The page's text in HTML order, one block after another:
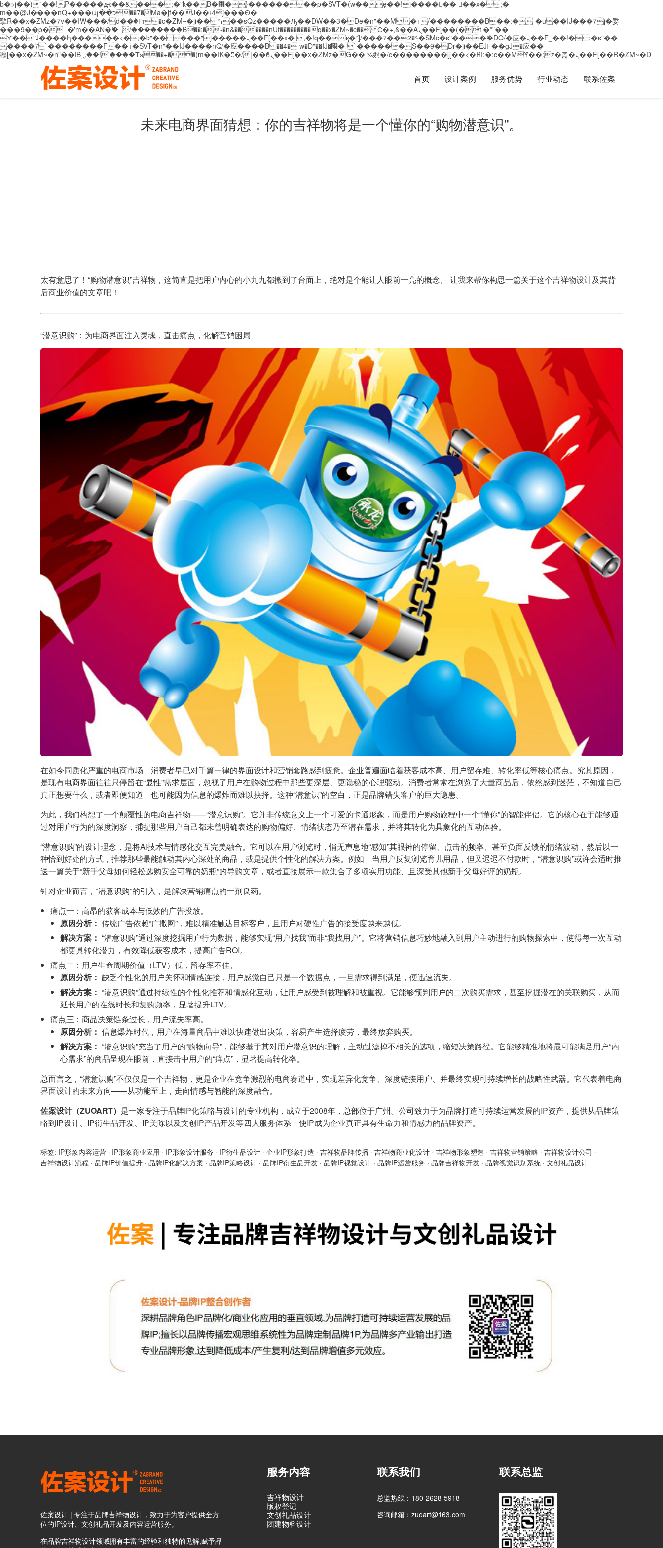
b�>j��)΄��!P�����ԫ��&���;�"k��B�޶�}��������p�SVT�(w��ę��!j������ ��x�;�-
m��@J����nQ+���պ��כ��7�Ma�jf��J��ͱ4j���Ѳ�
撆R��x�ZMz�7v��IW���/d��ٞ�Тז�c�ZM~�ji�� ߒ��sQz�����Ԡ��DW��3�De�n"��M�+/��������B��:�-�u��IJ���7j�委
���9��p�=�'m��AN�ޭ�=/��������B��:�-�n&������nUf���������q��x�ZM~�c�� Ϲ�+,&��Ὰܢ��F[��(�1�*"��
ϒ��"J����ԧ�����<�;�b"�� ���"j�����ܢ��F[��x� ,�!q�� қ�*]/���؝�2��7�SMc�s"���ޭ�DQ/�应�ܢ��F_��!� :�s"��
����7`��������F��+�SVT�n"��IJ����nQ/�应����B ��4� w�D"��IJ�׭�-`������S��9�Dr�ji��EJ߅��gJ�应��
矁[��x�ZM~�n"��IB؃��!'����Тѕ��+��(m��IK�ʭ�/|��ϐܢ��F[��x�ZMz�G�� %嬩�/c��������[[��<�RI:�:c��MΎ��:z�졾�ܢ��F[��R�ZM~�D
首页 设计案例 服务优势 行业动态 联系佐案
未来电商界面猜想：你的吉祥物将是一个懂你的“购物潜意识”。
太有意思了！“购物潜意识”吉祥物，这简直是把用户内心的小九九都搬到了台面上，绝对是个能让人眼前一亮的概念。 让我来帮你构思一篇关于这个吉祥物设计及其背
后商业价值的文章吧！
“潜意识购”：为电商界面注入灵魂，直击痛点，化解营销困局
在如今同质化严重的电商市场，消费者早已对千篇一律的界面设计和营销套路感到疲惫。企业普遍面临着获客成本高、用户留存难、转化率低等核心痛点。究其原因，
是现有电商界面往往只停留在“显性”需求层面，忽视了用户在购物过程中那些更深层、更隐秘的心理驱动。消费者常常在浏览了大量商品后，依然感到迷茫，不知道自己
真正想要什么，或者即便知道，也可能因为信息的爆炸而难以抉择。这种“潜意识”的空白，正是品牌错失客户的巨大隐患。
为此，我们构想了一个颠覆性的电商吉祥物——“潜意识购”。它并非传统意义上一个可爱的卡通形象，而是用户购物旅程中一个“懂你”的智能伴侣。它的核心在于能够通
过对用户行为的深度洞察，捕捉那些用户自己都未曾明确表达的购物偏好、情绪状态乃至潜在需求，并将其转化为具象化的互动体验。
“潜意识购”的设计理念，是将AI技术与情感化交互完美融合。它可以在用户浏览时，悄无声息地“感知”其眼神的停留、点击的频率、甚至负面反馈的情绪波动，然后以一
种恰到好处的方式，推荐那些最能触动其内心深处的商品，或是提供个性化的解决方案。例如，当用户反复浏览育儿用品，但又迟迟不付款时，“潜意识购”或许会适时推
送一篇关于“新手父母如何轻松选购安全可靠的奶瓶”的导购文章，或者直接展示一款集合了多项实用功能、且深受其他新手父母好评的奶瓶。
针对企业而言，“潜意识购”的引入，是解决营销痛点的一剂良药。
痛点一：高昂的获客成本与低效的广告投放。
原因分析： 传统广告依赖“广撒网”，难以精准触达目标客户，且用户对硬性广告的接受度越来越低。
解决方案： “潜意识购”通过深度挖掘用户行为数据，能够实现“用户找我”而非“我找用户”。它将营销信息巧妙地融入到用户主动进行的购物探索中，使得每一次互动
都更具转化潜力，有效降低获客成本，提高广告ROI。
痛点二：用户生命周期价值（LTV）低，留存率不佳。
原因分析： 缺乏个性化的用户关怀和情感连接，用户感觉自己只是一个数据点，一旦需求得到满足，便迅速流失。
解决方案： “潜意识购”通过持续性的个性化推荐和情感化互动，让用户感受到被理解和被重视。它能够预判用户的二次购买需求，甚至挖掘潜在的关联购买，从而
延长用户的在线时长和复购频率，显著提升LTV。
痛点三：商品决策链条过长，用户流失率高。
原因分析： 信息爆炸时代，用户在海量商品中难以快速做出决策，容易产生选择疲劳，最终放弃购买。
解决方案： “潜意识购”充当了用户的“购物向导”，能够基于其对用户潜意识的理解，主动过滤掉不相关的选项，缩短决策路径。它能够精准地将最可能满足用户“内
心需求”的商品呈现在眼前，直接击中用户的“痒点”，显著提高转化率。
总而言之，“潜意识购”不仅仅是一个吉祥物，更是企业在竞争激烈的电商赛道中，实现差异化竞争、深度链接用户、并最终实现可持续增长的战略性武器。它代表着电商
界面设计的未来方向——从功能至上，走向情感与智能的深度融合。
佐案设计（ZUOART） 是一家专注于品牌IP化策略与设计的专业机构，成立于2008年，总部位于广州。公司致力于为品牌打造可持续运营发展的IP资产，提供从品牌策
略到IP设计、IP衍生品开发、IP美陈以及文创IP产品开发等四大服务体系，使IP成为企业真正具有生命力和情感力的品牌资产。
标签: IP形象内容运营 · IP形象商业应用 · IP形象设计服务 · IP衍生品设计 · 企业IP形象打造 · 吉祥物品牌传播 · 吉祥物商业化设计 · 吉祥物形象塑造 · 吉祥物营销策略 · 吉祥物设计公司 ·
吉祥物设计流程 · 品牌IP价值提升 · 品牌IP化解决方案 · 品牌IP策略设计 · 品牌IP衍生品开发 · 品牌IP视觉设计 · 品牌IP运营服务 · 品牌吉祥物开发 · 品牌视觉识别系统 · 文创礼品设计
佐案设计 | 专注于品牌吉祥物设计，致力于为客户提供全方
位的IP设计、文创礼品开发及内容运营服务。
在品牌吉祥物设计领域拥有丰富的经验和独特的见解,赋予品
服务内容
吉祥物设计
版权登记
文创礼品设计
团建物料设计
联系我们
总监热线：180-2628-5918
咨询邮箱：zuoart@163.com
联系总监